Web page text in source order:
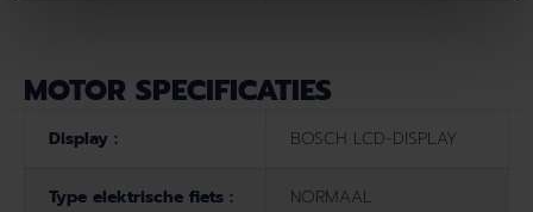
MOTOR SPECIFICATIES
Display : BOSCH LCD-DISPLAY
Type elektrische fiets : NORMAAL